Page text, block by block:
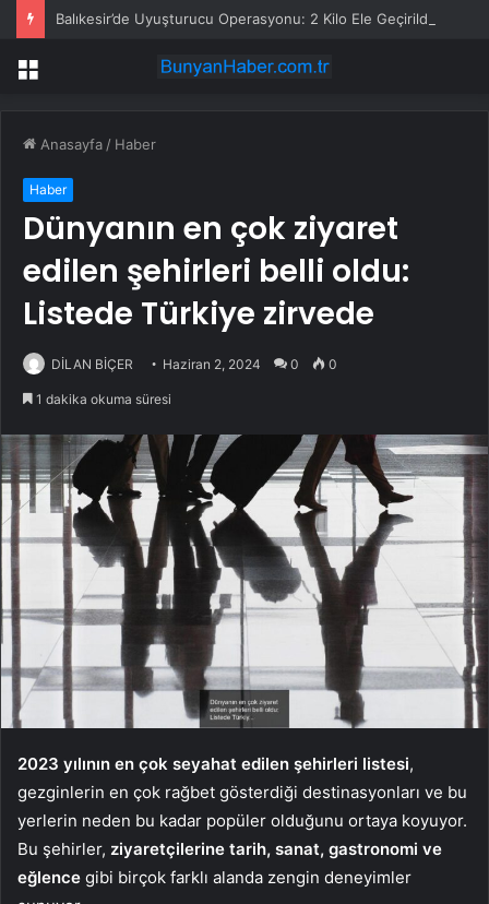
Balıkesir’de Uyuşturucu Operasyonu: 2 Kilo Ele Geçirildi
Menü
Anasayfa / Haber
Haber
Dünyanın en çok ziyaret
edilen şehirleri belli oldu:
Listede Türkiye zirvede
DİLAN BİÇER Haziran 2, 2024 0 0
1 dakika okuma süresi
2023 yılının en çok seyahat edilen şehirleri listesi,
gezginlerin en çok rağbet gösterdiği destinasyonları ve bu
yerlerin neden bu kadar popüler olduğunu ortaya koyuyor.
Bu şehirler, ziyaretçilerine tarih, sanat, gastronomi ve
eğlence gibi birçok farklı alanda zengin deneyimler